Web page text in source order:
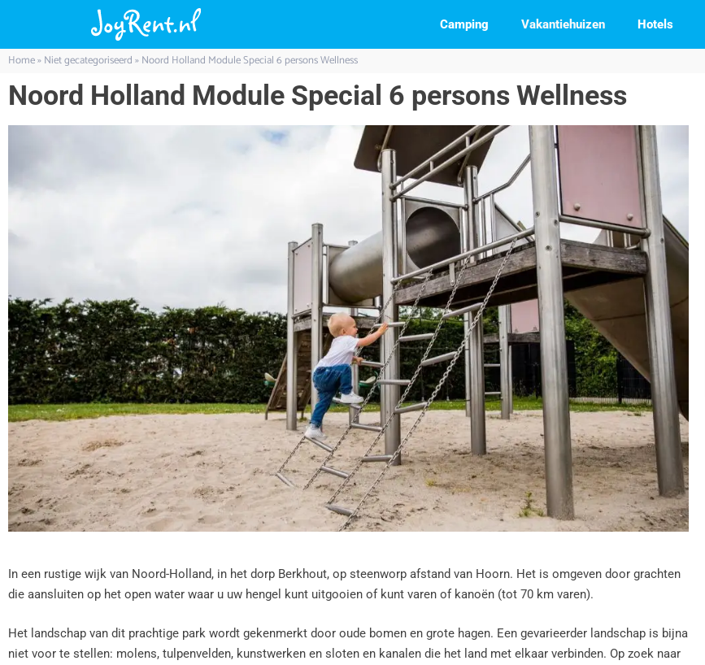
Camping Vakantiehuizen Hotels
Home»Niet gecategoriseerd»Noord Holland Module Special 6 persons Wellness
Noord Holland Module Special 6 persons Wellness
In een rustige wijk van Noord-Holland, in het dorp Berkhout, op steenworp afstand van Hoorn. Het is omgeven door grachten
die aansluiten op het open water waar u uw hengel kunt uitgooien of kunt varen of kanoën (tot 70 km varen).
Het landschap van dit prachtige park wordt gekenmerkt door oude bomen en grote hagen. Een gevarieerder landschap is bijna
niet voor te stellen: molens, tulpenvelden, kunstwerken en sloten en kanalen die het land met elkaar verbinden. Op zoek naar